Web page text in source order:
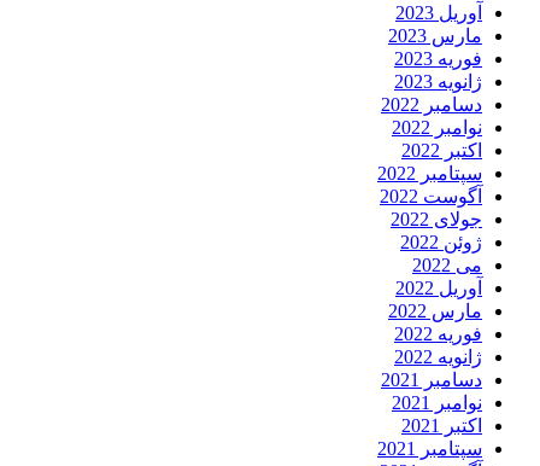
آوریل 2023
مارس 2023
فوریه 2023
ژانویه 2023
دسامبر 2022
نوامبر 2022
اکتبر 2022
سپتامبر 2022
آگوست 2022
جولای 2022
ژوئن 2022
می 2022
آوریل 2022
مارس 2022
فوریه 2022
ژانویه 2022
دسامبر 2021
نوامبر 2021
اکتبر 2021
سپتامبر 2021